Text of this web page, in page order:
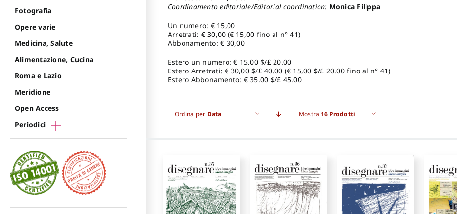
Coordinamento editoriale/Editorial coordination: Monica Filippa
Un numero: € 15,00
Arretrati: € 30,00 (€ 15,00 fino al n° 41)
Abbonamento: € 30,00
Estero un numero: € 15.00 $/£ 20.00
Estero Arretrati: € 30,00 $/£ 40.00 (€ 15,00 $/£ 20.00 fino al n° 41)
Estero Abbonamento: € 35.00 $/£ 45.00
Ordina per Data Mostra 16 Prodotti
Fotografia
Opere varie
Medicina, Salute
Alimentazione, Cucina
Roma e Lazio
Meridione
Open Access
Periodici